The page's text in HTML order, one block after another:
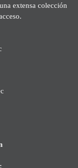
extensa colección